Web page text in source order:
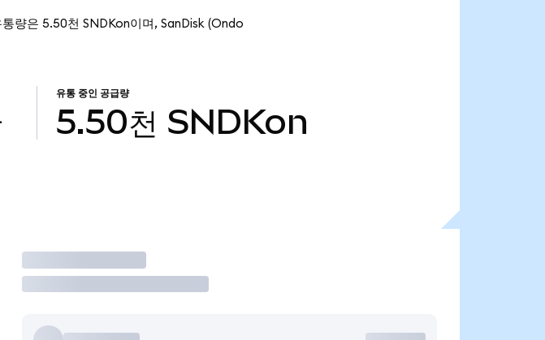
량은 5.50천 SNDKon이며, SanDisk (Ondo
유통 중인 공급량
5.50천 SNDKon
거래